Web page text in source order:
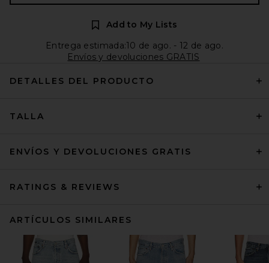
Add to My Lists
Entrega estimada:10 de ago. - 12 de ago.
Envíos y devoluciones GRATIS
DETALLES DEL PRODUCTO
TALLA
ENVÍOS Y DEVOLUCIONES GRATIS
RATINGS & REVIEWS
ARTÍCULOS SIMILARES